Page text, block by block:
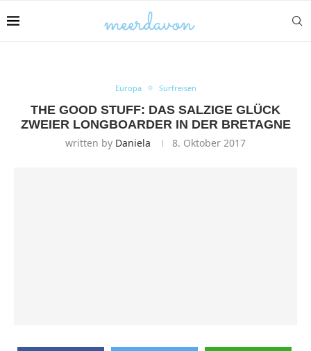
Europa Surfreisen
THE GOOD STUFF: DAS SALZIGE GLÜCK
ZWEIER LONGBOARDER IN DER BRETAGNE
written by Daniela 8. Oktober 2017